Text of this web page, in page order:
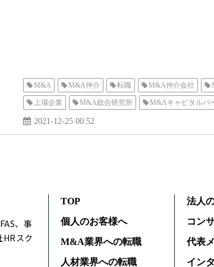
M&A M&A仲介 転職 M&A仲介会社
上場企業 M&A総合研究所 M&Aキャピタルパ
2021-12-25 00:52
、事
スク
TOP
個人のお客様へ
M&A業界への転職
人材業界への転職
法人
コン
代表
イン